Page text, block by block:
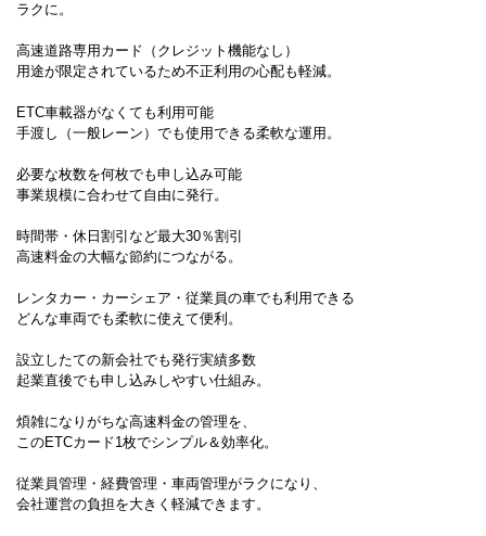
ラクに。
高速道路専用カード（クレジット機能なし）
用途が限定されているため不正利用の心配も軽減。
ETC車載器がなくても利用可能
手渡し（一般レーン）でも使用できる柔軟な運用。
必要な枚数を何枚でも申し込み可能
事業規模に合わせて自由に発行。
時間帯・休日割引など最大30％割引
高速料金の大幅な節約につながる。
レンタカー・カーシェア・従業員の車でも利用できる
どんな車両でも柔軟に使えて便利。
設立したての新会社でも発行実績多数
起業直後でも申し込みしやすい仕組み。
煩雑になりがちな高速料金の管理を、
このETCカード1枚でシンプル＆効率化。
従業員管理・経費管理・車両管理がラクになり、
会社運営の負担を大きく軽減できます。